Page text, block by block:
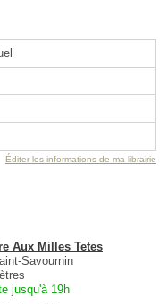
Éditer les informations de ma librairie
Aux Milles Tetes
Savournin
jusqu'à 19h